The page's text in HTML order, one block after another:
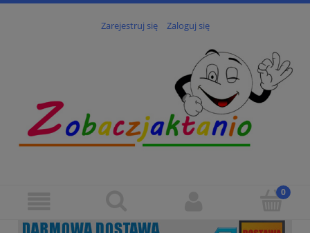
Zarejestruj się Zaloguj się